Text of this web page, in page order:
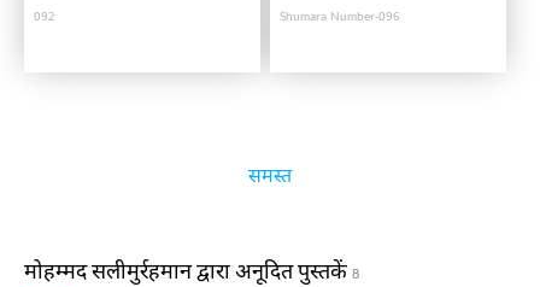
092 Shumara Number-096
समस्त
मोहम्मद सलीमुर्रहमान द्वारा अनूदित पुस्तकें 8